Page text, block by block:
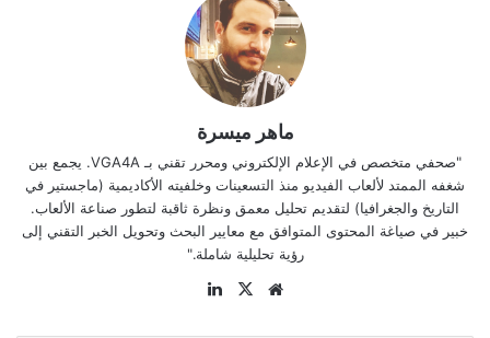
ماهر ميسرة
"صحفي متخصص في الإعلام الإلكتروني ومحرر تقني بـ VGA4A. يجمع بين
شغفه الممتد لألعاب الفيديو منذ التسعينات وخلفيته الأكاديمية (ماجستير في
التاريخ والجغرافيا) لتقديم تحليل معمق ونظرة ثاقبة لتطور صناعة الألعاب.
خبير في صياغة المحتوى المتوافق مع معايير البحث وتحويل الخبر التقني إلى
رؤية تحليلية شاملة."
موقع
‫X